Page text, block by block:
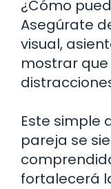
¿Cómo
Asegúrate
visual,
mostrar
Este simple
pareja se
fortalecerá